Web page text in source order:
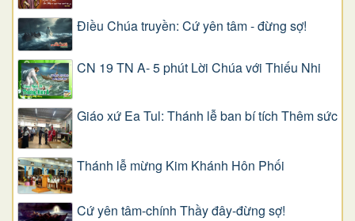
Điều Chúa truyền: Cứ yên tâm - đừng sợ!
CN 19 TN A- 5 phút Lời Chúa với Thiếu Nhi
Giáo xứ Ea Tul: Thánh lễ ban bí tích Thêm sức
Thánh lễ mừng Kim Khánh Hôn Phối
Cứ yên tâm-chính Thầy đây-đừng sợ!